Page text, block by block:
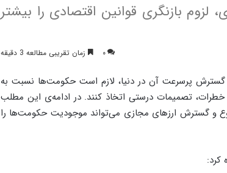
لزوم بازنگری قوانین اقتصادی را بیشتر
۰ زمان تقریبی مطالعه 3 دقیقه
گسترش پرسرعت آن در دنیا، لازم است حکومت­‌ها نسبت به
خطرات، تصمیمات درستی اتخاذ کنند. در ادامه­‌ی این مطلب
و گسترش ارزهای مجازی می‌­تواند موجودیت حکومت­‌ها را
کرد: